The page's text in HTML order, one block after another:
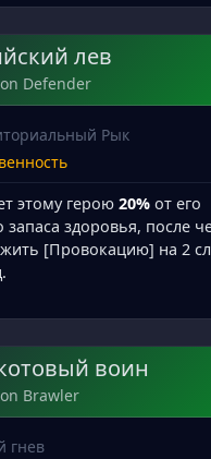
лев
Defender
Рык
этому герою 20% от его
здоровья, после
[Провокацию] на 2
воин
Brawler
гнев